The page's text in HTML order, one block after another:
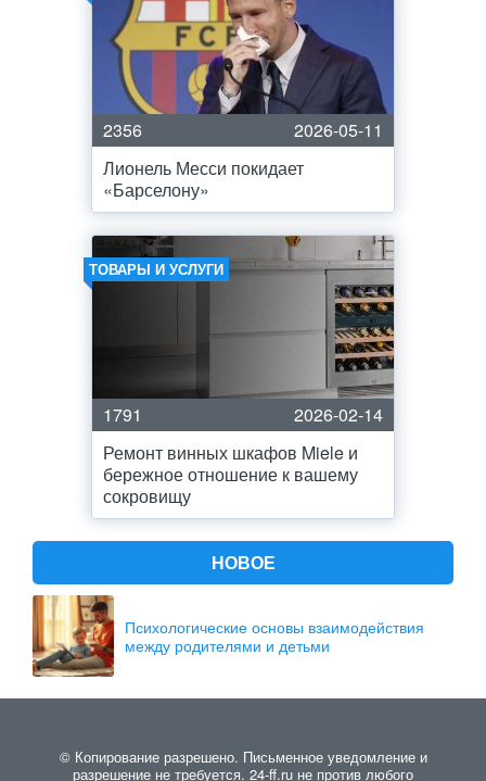
2356
2026-05-11
Лионель Месси покидает
«Барселону»
ТОВАРЫ И УСЛУГИ
1791
2026-02-14
Ремонт винных шкафов Miele и
бережное отношение к вашему
сокровищу
НОВОЕ
Психологические основы взаимодействия
между родителями и детьми
© Копирование разрешено. Письменное уведомление и
разрешение не требуется. 24-ff.ru не против любого